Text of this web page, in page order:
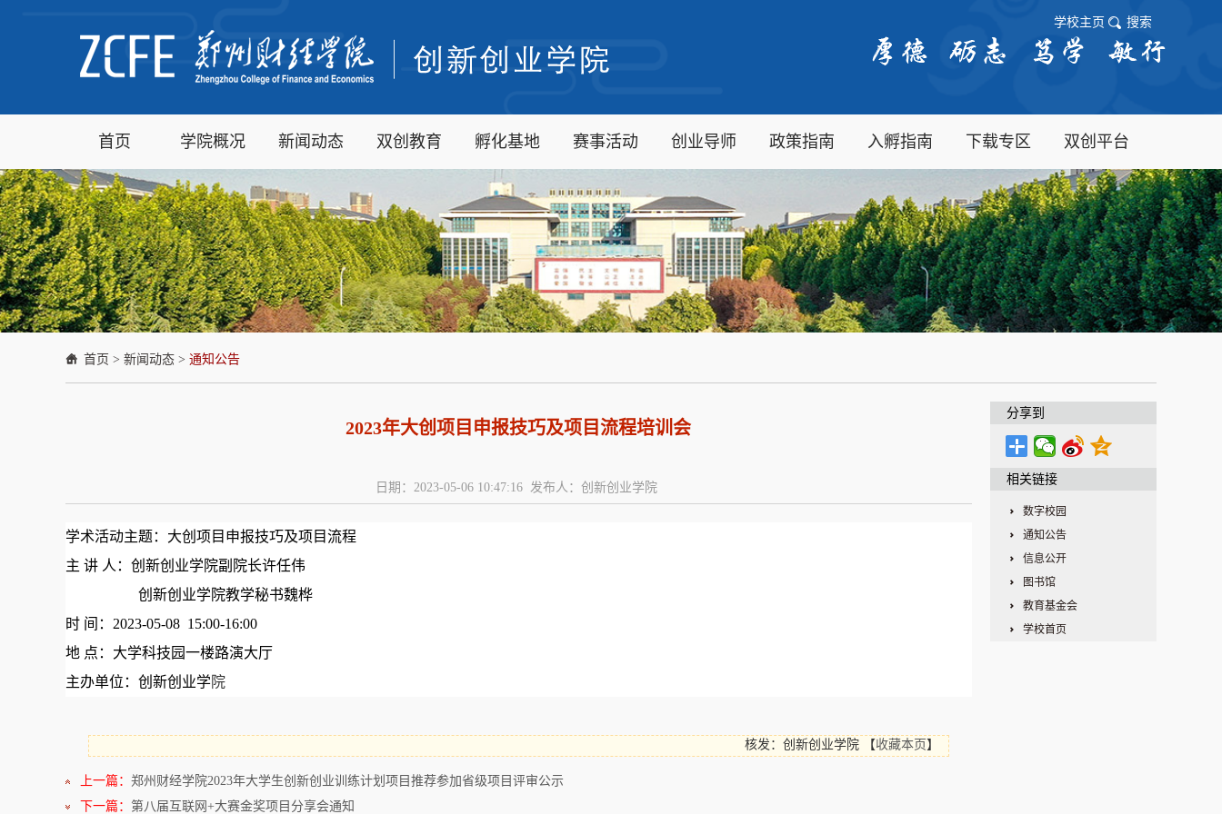
学校主页 搜索
首页 学院概况 新闻动态 双创教育 孵化基地 赛事活动 创业导师 政策指南 入孵指南 下载专区 双创平台
首页 > 新闻动态 > 通知公告
2023年大创项目申报技巧及项目流程培训会
日期：2023-05-06 10:47:16 发布人：创新创业学院
学术活动主题 ： 大创项目申报技巧及项目流程
主 讲 人： 创新创业学院副院长许任伟
创新创业学院教学秘书魏桦
时 间： 2023-05-08 15:00-16:00
地 点： 大学科技园一楼路演大厅
主办单位： 创新创业学院
核发：创新创业学院 【收藏本页 】
上一篇： 郑州财经学院2023年大学生创新创业训练计划项目推荐参加省级项目评审公示
下一篇： 第八届互联网+大赛金奖项目分享会通知
分享到
相关链接
数字校园
通知公告
信息公开
图书馆
教育基金会
学校首页